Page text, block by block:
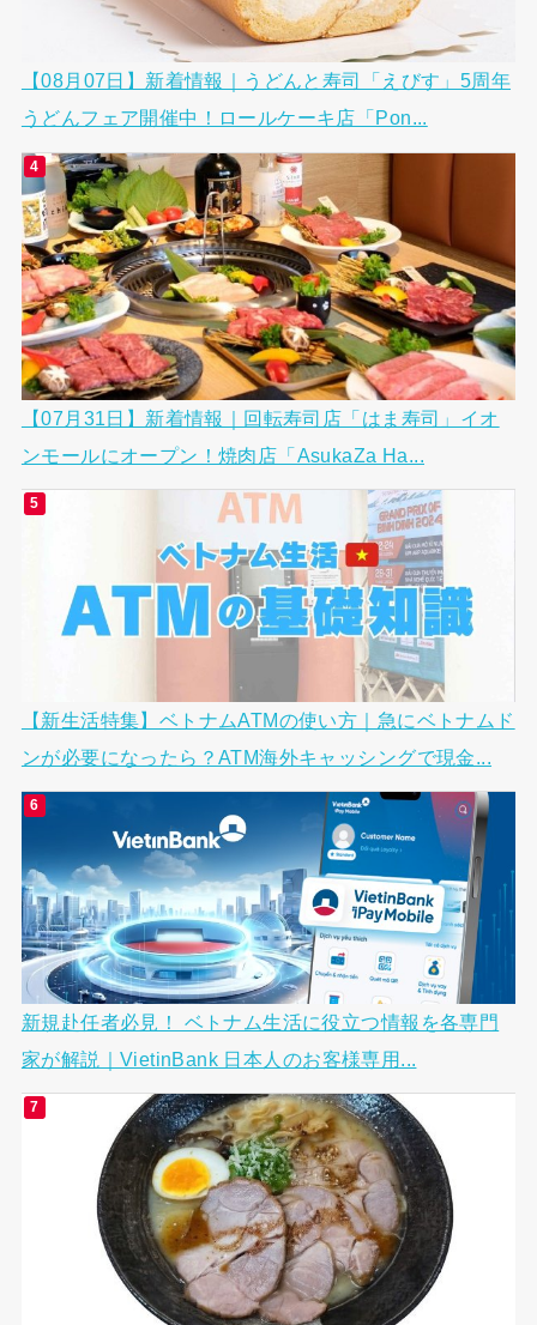
【08月07日】新着情報｜うどんと寿司「えびす」5周年
うどんフェア開催中！ロールケーキ店「Pon...
【07月31日】新着情報｜回転寿司店「はま寿司」イオ
ンモールにオープン！焼肉店「AsukaZa Ha...
【新生活特集】ベトナムATMの使い方｜急にベトナムド
ンが必要になったら？ATM海外キャッシングで現金...
新規赴任者必見！ ベトナム生活に役立つ情報を各専門
家が解説｜VietinBank 日本人のお客様専用...